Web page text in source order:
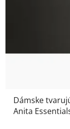
Dámske
Anita